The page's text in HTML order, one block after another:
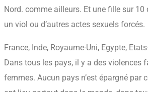
Nord. comme ailleurs. Et une fille sur
un viol ou d’autres actes sexuels forcés.
France, Inde, Royaume-Uni, Egypte,
Dans tous les pays, il y a des violences
femmes. Aucun pays n’est épargné par